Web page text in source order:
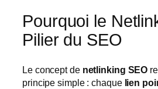
Pourquoi le
Pilier du SEO
Le concept de netlinking SEO
principe simple : chaque lien